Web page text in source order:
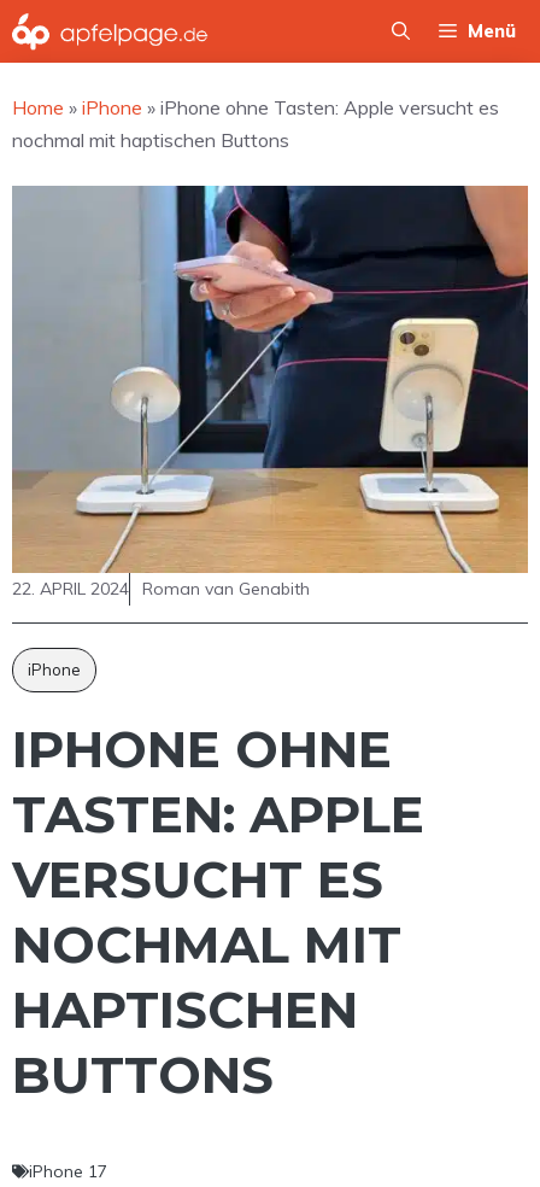
Zum
Inhalt
Menü
Home » iPhone » iPhone ohne Tasten: Apple versucht es
nochmal mit haptischen Buttons
22. APRIL 2024 Roman van Genabith
iPhone
IPHONE OHNE
TASTEN: APPLE
VERSUCHT ES
NOCHMAL MIT
HAPTISCHEN
BUTTONS
iPhone 17